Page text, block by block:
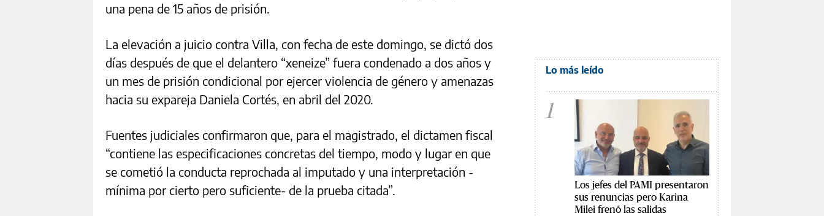
una pena de 15 años de prisión.
La elevación a juicio contra Villa, con fecha de este domingo, se dictó dos
días después de que el delantero “xeneize” fuera condenado a dos años y
un mes de prisión condicional por ejercer violencia de género y amenazas
hacia su expareja Daniela Cortés, en abril del 2020.
Fuentes judiciales confirmaron que, para el magistrado, el dictamen fiscal
“contiene las especificaciones concretas del tiempo, modo y lugar en que
se cometió la conducta reprochada al imputado y una interpretación -
mínima por cierto pero suficiente- de la prueba citada”.
Lo más leído
1
Los jefes del PAMI presentaron
sus renuncias pero Karina
Milei frenó las salidas